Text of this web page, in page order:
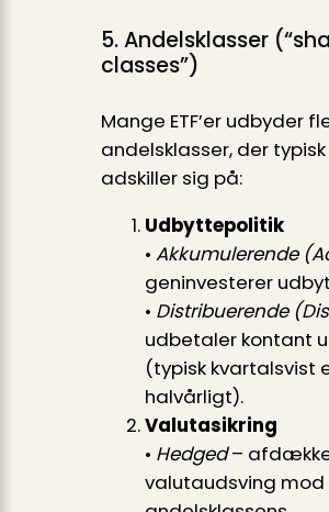
5. Andelsklasser
classes”)
Mange ETF’er udbyder
andelsklasser, der typisk
adskiller sig på:
Udbyttepolitik
• Akkumulerende
geninvesterer
• Distribuerende
udbetaler kontant
(typisk kvartalsvist
halvårligt).
Valutasikring
• Hedged–
valutaudsving mod